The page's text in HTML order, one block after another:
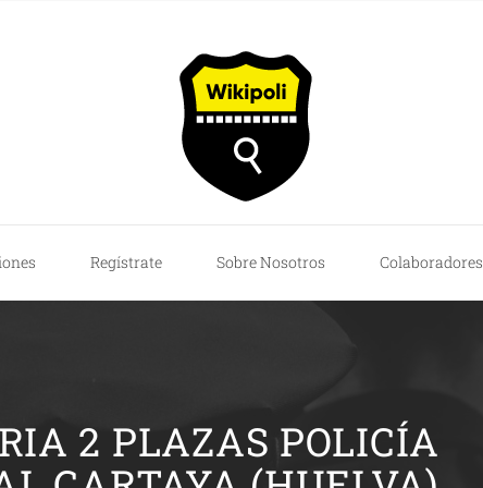
Regístrate Sobre Nosotros Colaboradores
2 PLAZAS POLICÍA